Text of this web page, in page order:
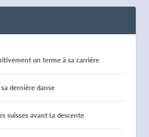
un terme à sa carrière
dernière danse
suisses avant la descente